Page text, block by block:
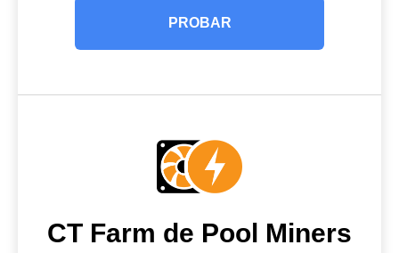
PROBAR
CT Farm de Pool Miners